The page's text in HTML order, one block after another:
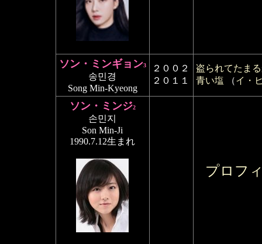
ソン・ミンギョン3
송민경
Song Min-Kyeong
２００２
２０１１
盗られてたま
青い塩 （イ・
ソン・ミンジ2
손민지
Son Min-Ji
1990.7.12生まれ
プロフ